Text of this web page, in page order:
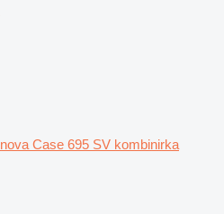
nova Case 695 SV kombinirka